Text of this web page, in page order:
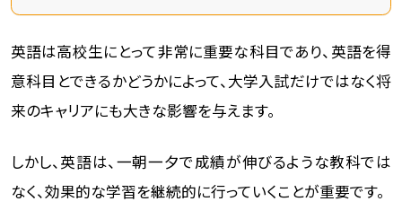
英語は高校生にとって非常に重要な科目であり、英語を得
意科目とできるかどうかによって、大学入試だけではなく将
来のキャリアにも大きな影響を与えます。
しかし、英語は、一朝一夕で成績が伸びるような教科では
なく、効果的な学習を継続的に行っていくことが重要です。